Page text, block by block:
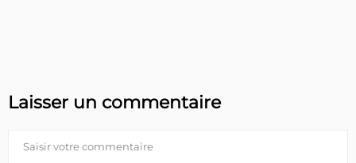
Laisser un commentaire